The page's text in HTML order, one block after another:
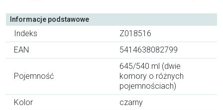
Informacje podstawowe
Indeks
Z018516
EAN
5414638082799
Pojemność
645/540 ml (dwie
komory o różnych
pojemnościach)
Kolor
czarny